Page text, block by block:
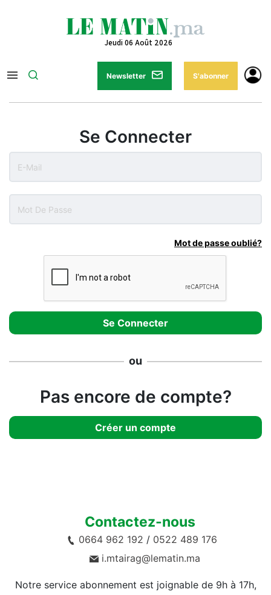
Jeudi 06 Août 2026
Newsletter S'abonner
Se Connecter
Mot de passe oublié?
ou
Pas encore de compte?
Créer un compte
Contactez-nous
0664 962 192 / 0522 489 176
i.mtairag@lematin.ma
Notre service abonnement est joignable de 9h à 17h,